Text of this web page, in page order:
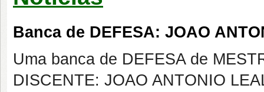
Banca de DEFESA: JOAO
Uma banca de DEFESA de
DISCENTE: JOAO ANTONIO